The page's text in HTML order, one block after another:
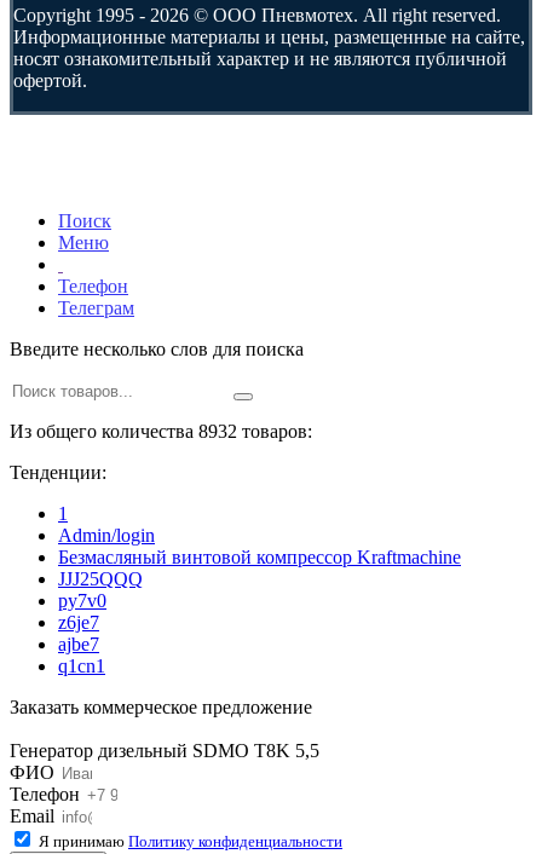
Copyright 1995 - 2026 © ООО Пневмотех. All right reserved.
Информационные материалы и цены, размещенные на сайте,
носят ознакомительный характер и не являются публичной
офертой.
Поиск
Меню
Телефон
Телеграм
Введите несколько слов для поиска
Из общего количества 8932 товаров:
Тенденции:
1
Admin/login
Безмасляный винтовой компрессор Kraftmaсhine
JJJ25QQQ
py7v0
z6je7
ajbe7
q1cn1
Заказать коммерческое предложение
Генератор дизельный SDMO T8K 5,5
ФИО
Телефон
Email
Я принимаю Политику конфиденциальности